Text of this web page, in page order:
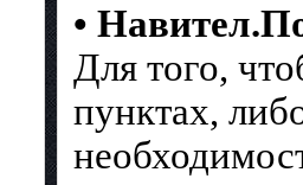
•
Для того,
пунктах,